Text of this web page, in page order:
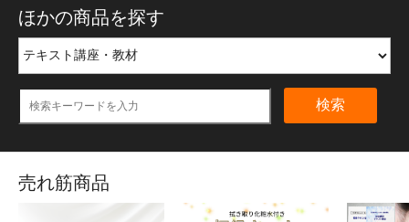
ほかの商品を探す
検索
売れ筋商品